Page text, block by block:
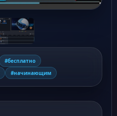
#бесплатно
#начинающим